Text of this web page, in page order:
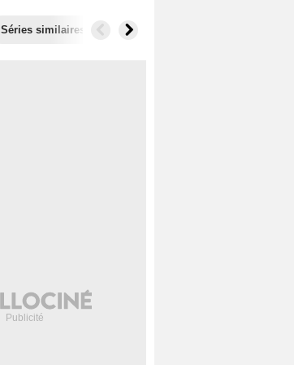
Séries similaires